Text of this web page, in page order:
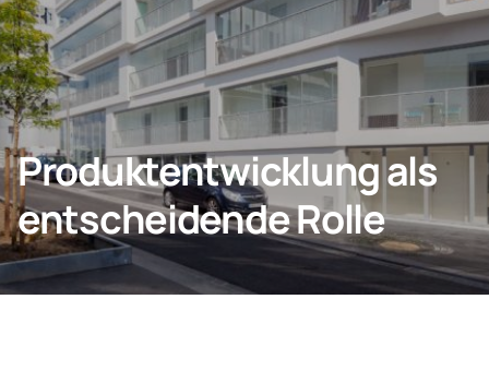
Privatkunden
Unternehmen
KONTAKT
Produktentwicklung als
entscheidende Rolle